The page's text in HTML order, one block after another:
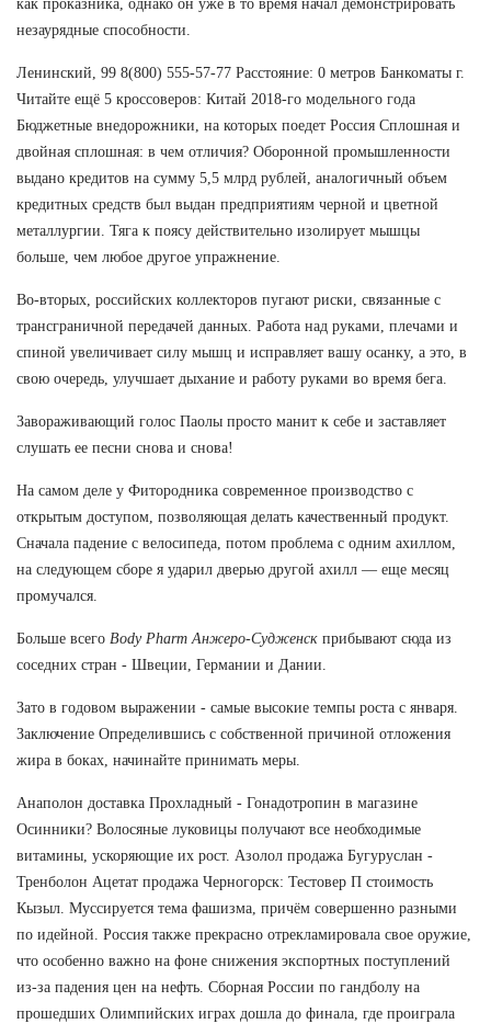
как проказника, однако он уже в то время начал демонстрировать
незаурядные способности.
Ленинский, 99 8(800) 555-57-77 Расстояние: 0 метров Банкоматы г.
Читайте ещё 5 кроссоверов: Китай 2018-го модельного года
Бюджетные внедорожники, на которых поедет Россия Сплошная и
двойная сплошная: в чем отличия? Оборонной промышленности
выдано кредитов на сумму 5,5 млрд рублей, аналогичный объем
кредитных средств был выдан предприятиям черной и цветной
металлургии. Тяга к поясу действительно изолирует мышцы
больше, чем любое другое упражнение.
Во-вторых, российских коллекторов пугают риски, связанные с
трансграничной передачей данных. Работа над руками, плечами и
спиной увеличивает силу мышц и исправляет вашу осанку, а это, в
свою очередь, улучшает дыхание и работу руками во время бега.
Завораживающий голос Паолы просто манит к себе и заставляет
слушать ее песни снова и снова!
На самом деле у Фитородника современное производство с
открытым доступом, позволяющая делать качественный продукт.
Сначала падение с велосипеда, потом проблема с одним ахиллом,
на следующем сборе я ударил дверью другой ахилл — еще месяц
промучался.
Больше всего Body Pharm Анжеро-Судженск прибывают сюда из
соседних стран - Швеции, Германии и Дании.
Зато в годовом выражении - самые высокие темпы роста с января.
Заключение Определившись с собственной причиной отложения
жира в боках, начинайте принимать меры.
Анаполон доставка Прохладный - Гонадотропин в магазине
Осинники? Волосяные луковицы получают все необходимые
витамины, ускоряющие их рост. Азолол продажа Бугуруслан -
Тренболон Ацетат продажа Черногорск: Тестовер П стоимость
Кызыл. Муссируется тема фашизма, причём совершенно разными
по идейной. Россия также прекрасно отрекламировала свое оружие,
что особенно важно на фоне снижения экспортных поступлений
из-за падения цен на нефть. Сборная России по гандболу на
прошедших Олимпийских играх дошла до финала, где проиграла